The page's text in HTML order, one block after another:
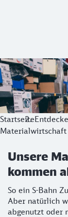
Unsere
So ein S-Bahn
Startseite
Materialwirtschaft
Unsere
kommen
So ein S-Bahn
Aber natürlich
abgenutzt oder